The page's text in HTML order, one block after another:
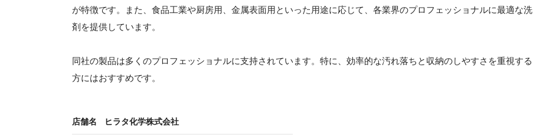
が特徴です。また、食品工業や厨房用、金属表面用といった用途に応じて、各業界のプロフェッショナルに最適な洗
剤を提供しています。
同社の製品は多くのプロフェッショナルに支持されています。特に、効率的な汚れ落ちと収納のしやすさを重視する
方にはおすすめです。
店舗名 ヒラタ化学株式会社